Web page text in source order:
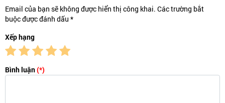
Email của bạn sẽ không được hiển thị công khai. Các trường bắt
buộc được đánh dấu *
Xếp hạng
Bình luận(*)